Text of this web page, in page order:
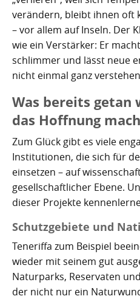
verändern, bleibt ihnen oft
– vor allem auf Inseln. Der
wie ein Verstärker: Er
schlimmer und lässt neue
nicht einmal ganz
Was bereits getan
das Hoffnung
Zum Glück gibt es viele
Institutionen, die sich für
einsetzen – auf
gesellschaftlicher Ebene.
dieser Projekte
Schutzgebiete und
Teneriffa zum Beispiel
wieder mit seinem gut
Naturparks, Reservaten
der nicht nur ein